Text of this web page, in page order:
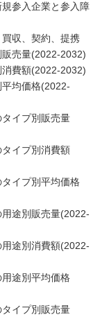
参入企業と参入障
収、契約、提携
販売量(2022-2032)
消費額(2022-2032)
平均価格(2022-
タイプ別販売量
タイプ別消費額
イプ別平均価格
用途別販売量(2022-
用途別消費額(2022-
用途別平均価格
タイプ別販売量